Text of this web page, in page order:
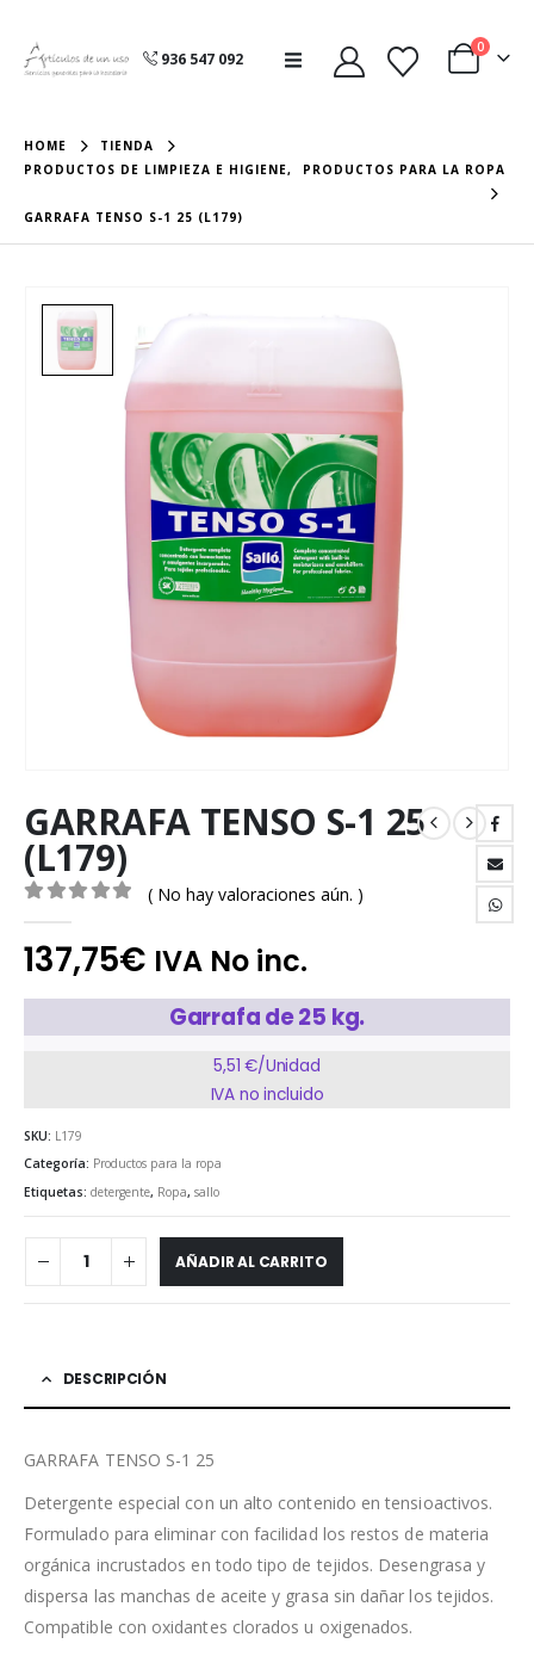
936 547 092
0
HOME
TIENDA
PRODUCTOS DE LIMPIEZA E HIGIENE, PRODUCTOS PARA LA ROPA
GARRAFA TENSO S-1 25 (L179)
GARRAFA TENSO S-1 25
(L179)
( No hay valoraciones aún. )
137,75€ IVA No inc.
Garrafa de 25 kg.
5,51 €/Unidad
IVA no incluido
SKU: L179
Categoría: Productos para la ropa
Etiquetas: detergente, Ropa, sallo
AÑADIR AL CARRITO
DESCRIPCIÓN
GARRAFA TENSO S-1 25
Detergente especial con un alto contenido en tensioactivos.
Formulado para eliminar con facilidad los restos de materia
orgánica incrustados en todo tipo de tejidos. Desengrasa y
dispersa las manchas de aceite y grasa sin dañar los tejidos.
Compatible con oxidantes clorados u oxigenados.